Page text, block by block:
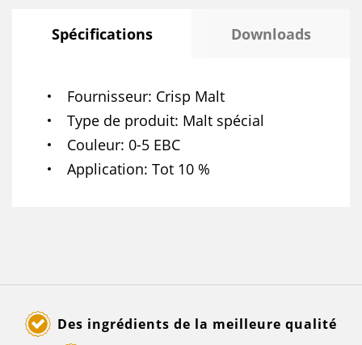
Spécifications Downloads
Fournisseur Crisp Malt
Type de produit Malt spécial
Couleur 0-5 EBC
Application Tot 10 %
Des ingrédients de la meilleure qualité